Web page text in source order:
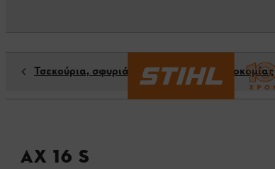
Τσεκούρια, σφυριά & παρελκόμενα δασοκομίας
AX 16 S